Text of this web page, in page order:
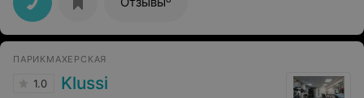
коррекцию опять приду к ней.
ПАРИКМАХЕРСКАЯ
1.0 Klussi